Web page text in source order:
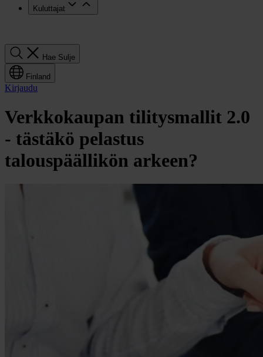
Kuluttajat
Hae Sulje
Finland
Kirjaudu
Verkkokaupan tilitysmallit 2.0
- tästäkö pelastus
talouspäällikön arkeen?